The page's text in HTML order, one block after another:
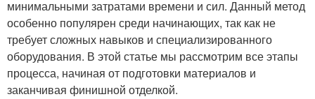
минимальными затратами времени и сил. Данный метод
особенно популярен среди начинающих, так как не
требует сложных навыков и специализированного
оборудования. В этой статье мы рассмотрим все этапы
процесса, начиная от подготовки материалов и
заканчивая финишной отделкой.